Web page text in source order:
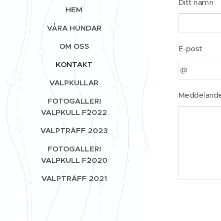
HEM
VÅRA HUNDAR
OM OSS
KONTAKT
VALPKULLAR
FOTOGALLERI
VALPKULL F´2022
VALPTRÄFF 2023
FOTOGALLERI
VALPKULL F´2020
VALPTRÄFF 2021
Ditt namn
E-post